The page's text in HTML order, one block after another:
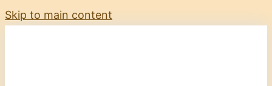
Skip to main content